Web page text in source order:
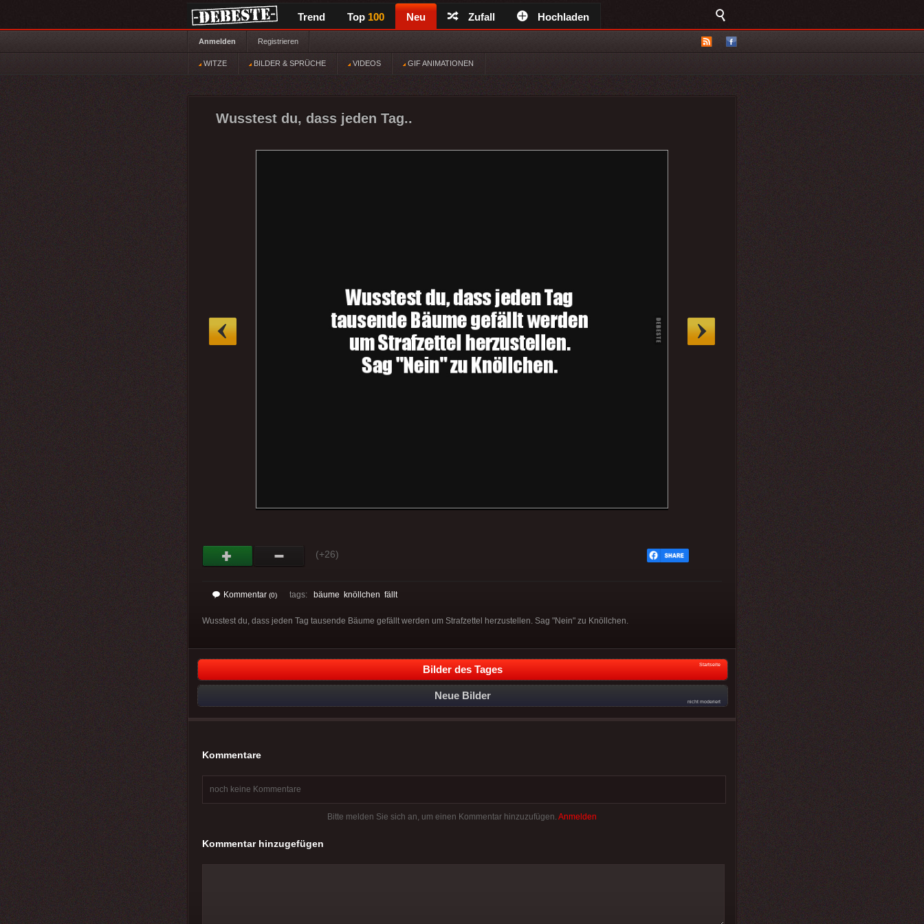
Trend Top 100 Neu Zufall Hochladen
Anmelden Registrieren
WITZE BILDER & SPRÜCHE VIDEOS GIF ANIMATIONEN
Wusstest du, dass jeden Tag..
(+26)
Kommentar (0) tags: bäume knöllchen fällt
Wusstest du, dass jeden Tag tausende Bäume gefällt werden um Strafzettel herzustellen. Sag "Nein" zu Knöllchen.
Bilder des Tages Startseite
Neue Bilder
nicht moderiert
Kommentare
noch keine Kommentare
Bitte melden Sie sich an, um einen Kommentar hinzuzufügen. Anmelden
Kommentar hinzugefügen